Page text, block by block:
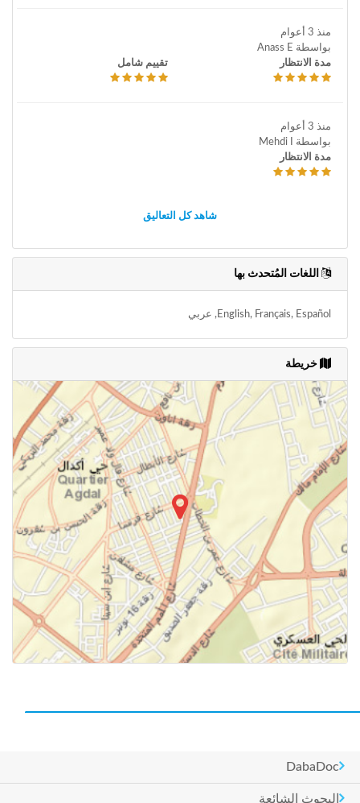
منذ 3 أعوام
بواسطة Anass E
مدة الانتظار
تقييم شامل
منذ 3 أعوام
بواسطة Mehdi I
مدة الانتظار
شاهد كل التعاليق
اللغات المُتحدث بها
English, Français, Español, عربي
خريطة
DabaDoc
البحوث الشائعة